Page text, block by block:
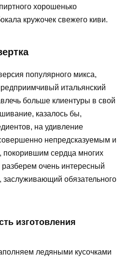
хорошенько
кружочек свежего киви.
популярного микса,
итальянский
больше клиентуры в свой
казалось бы,
на удивление
непредсказуемым и
покорившим сердца многих
разберем очень интересный
заслуживающий обязательного
изготовления
ледяными кусочками